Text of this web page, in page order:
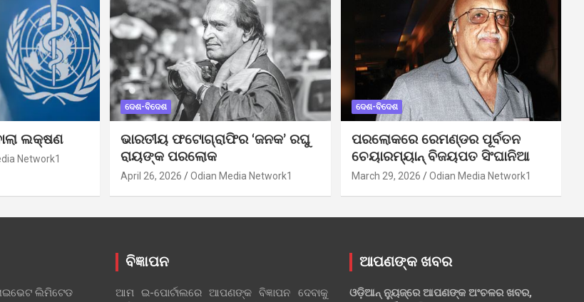
ଲକ୍ଷଣ
Network1
ଦେଶ-ବିଦେଶ
ଭାରତୀୟ ଫଟୋଗ୍ରାଫିର ‘ଜନକ’ ରଘୁ
ରାୟଙ୍କ ପରଲୋକ
April 26, 2026 Odian Media Network1
ଦେଶ-ବିଦେଶ
ପରଲୋକରେ ରେମଣ୍ଡର ପୂର୍ବତନ
ଚେୟାରମ୍ୟାନ୍ ବିଜୟପତ ସିଂଘାନିଆ
March 29, 2026 Odian Media Network1
ଲିମିଟେଡ
ବିଜ୍ଞାପନ
ଆମ ଇ-ପୋର୍ଟାଲରେ ଆପଣଙ୍କ ବିଜ୍ଞାପନ ଦେବାକୁ
ଆପଣଙ୍କ ଖବର
ଓଡ଼ିଆନ୍ ନ୍ୟୁଜ୍‌ରେ ଆପଣଙ୍କ ଅଂଚଳର ଖବର,